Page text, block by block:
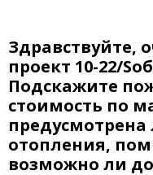
Здравствуйте,
проект 10-22/
Подскажите
стоимость по
предусмотрена
отопления,
возможно ли